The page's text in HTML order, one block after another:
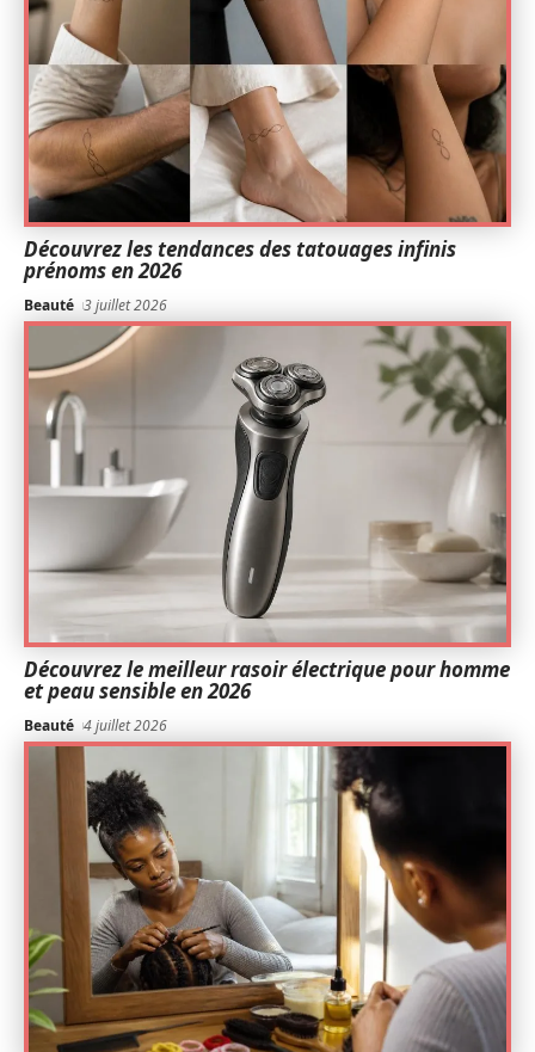
Découvrez les tendances des tatouages infinis
prénoms en 2026
Beauté 3 juillet 2026
Découvrez le meilleur rasoir électrique pour homme
et peau sensible en 2026
Beauté 4 juillet 2026